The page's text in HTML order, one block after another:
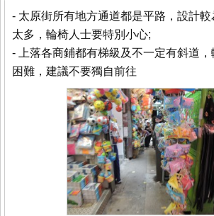
- 太原街所有地方通道都是平路，設計較
太多，輪椅人士要特別小心;
- 上落各商鋪都有梯級及不一定有斜道
困難，建議不要獨自前往